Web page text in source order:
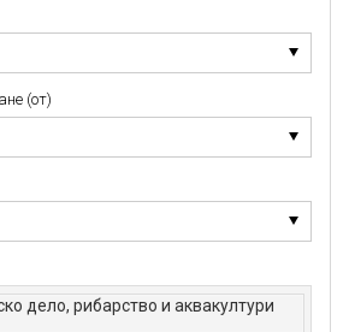
(от)
дело, рибарство и аквакултури